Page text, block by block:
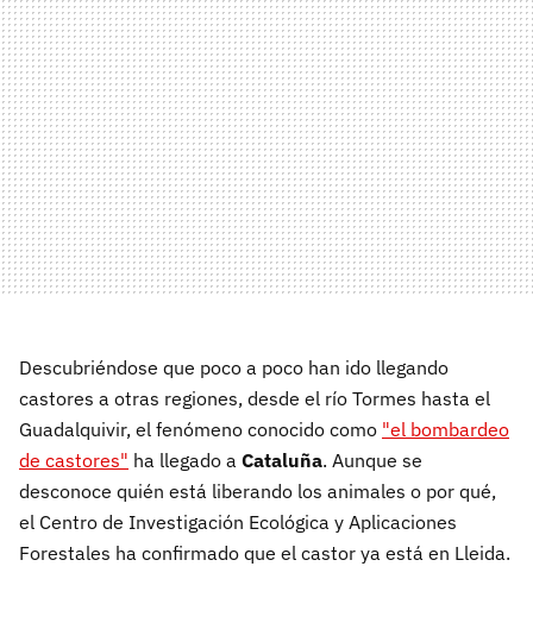
Descubriéndose que poco a poco han ido llegando
castores a otras regiones, desde el río Tormes hasta el
Guadalquivir, el fenómeno conocido como "el bombardeo
de castores" ha llegado a Cataluña. Aunque se
desconoce quién está liberando los animales o por qué,
el Centro de Investigación Ecológica y Aplicaciones
Forestales ha confirmado que el castor ya está en Lleida.